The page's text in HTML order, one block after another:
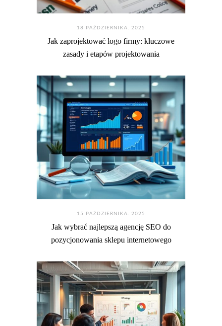
18 PAŹDZIERNIKA. 2025
Jak zaprojektować logo firmy: kluczowe
zasady i etapów projektowania
15 PAŹDZIERNIKA. 2025
Jak wybrać najlepszą agencję SEO do
pozycjonowania sklepu internetowego